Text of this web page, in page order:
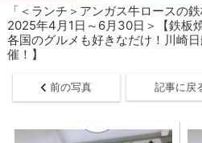
「＜ランチ＞アンガス牛ロースの
2025年4月1日～6月30日＞【鉄板
各国のグルメも好きなだけ！川崎
催！】
前の写真 記事に戻